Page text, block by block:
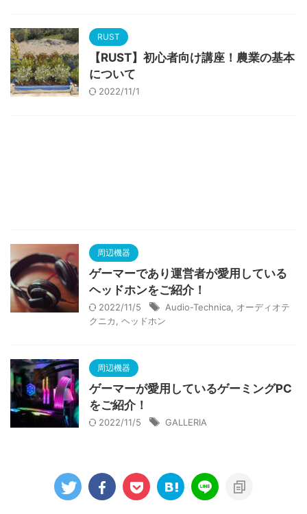
RUST
【RUST】初心者向け講座！農業の基本
について
2022/11/1
周辺機器
ゲーマーであり運営者が愛用している
ヘッドホンをご紹介！
2022/11/5 Audio-Technica オーディオテ
クニカ
ヘッドホン
周辺機器
ゲーマーが愛用しているゲーミングPC
をご紹介！
2022/11/5 GALLERIA